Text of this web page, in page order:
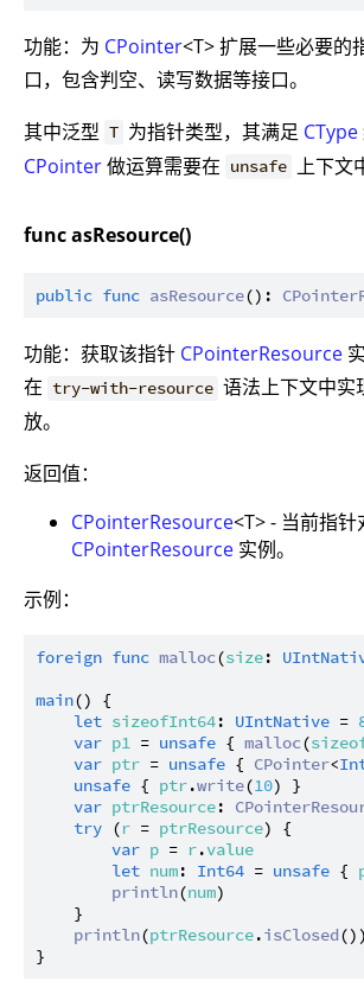
功能：为 CPointer<T> 扩展一些必要的
口，包含判空、读写数据等接口。
其中泛型 T 为指针类型，其满足 CType
CPointer做运算需要在 unsafe 上下文
func asResource()
public func asResource():
功能：获取该指针 CPointerResource
在 try-with-resource 语法上下文中实
放。
返回值：
CPointerResource<T> - 当前指针
CPointerResource 实例。
示例：
foreign func malloc(size:
main() {
let sizeofInt64: UIntNative =
var p1 = unsafe { malloc(
var ptr = unsafe { CPointer<
unsafe { ptr.write(10) }
var ptrResource:
try (r = ptrResource) {
var p = r.value
let num: Int64 = unsafe {
println(num)
    }
println(ptrResource.isClosed())